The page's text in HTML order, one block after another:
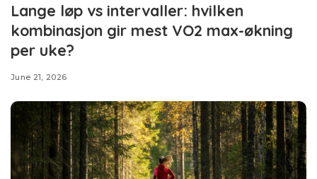
Lange løp vs intervaller: hvilken
kombinasjon gir mest VO2 max-økning
per uke?
June 21, 2026